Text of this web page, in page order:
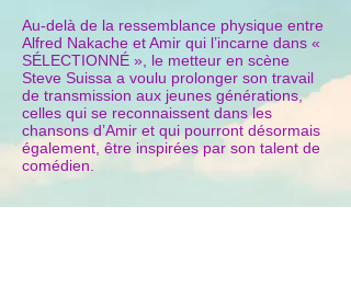
Au-delà de la ressemblance physique entre
Alfred Nakache et Amir qui l’incarne dans «
SÉLECTIONNÉ », le metteur en scène
Steve Suissa a voulu prolonger son travail
de transmission aux jeunes générations,
celles qui se reconnaissent dans les
chansons d’Amir et qui pourront désormais
également, être inspirées par son talent de
comédien.